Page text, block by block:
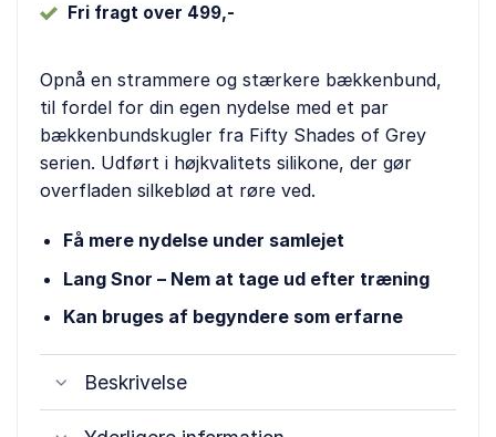
Fri fragt over 499,-
Opnå en strammere og stærkere bækkenbund,
til fordel for din egen nydelse med et par
bækkenbundskugler fra Fifty Shades of Grey
serien. Udført i højkvalitets silikone, der gør
overfladen silkeblød at røre ved.
Få mere nydelse under samlejet
Lang Snor – Nem at tage ud efter træning
Kan bruges af begyndere som erfarne
Beskrivelse